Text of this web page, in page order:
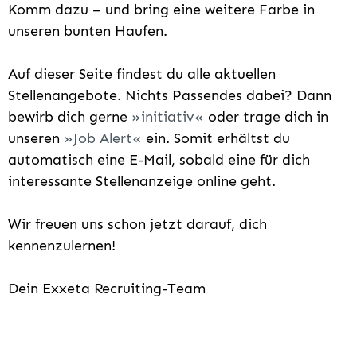
Komm dazu – und bring eine weitere Farbe in
unseren bunten Haufen.
Auf dieser Seite findest du alle aktuellen
Stellenangebote. Nichts Passendes dabei? Dann
bewirb dich gerne
initiativ
oder trage dich in
unseren
Job Alert
ein. Somit erhältst du
automatisch eine E-Mail, sobald eine für dich
interessante Stellenanzeige online geht.
Wir freuen uns schon jetzt darauf, dich
kennenzulernen!
Dein Exxeta Recruiting-Team